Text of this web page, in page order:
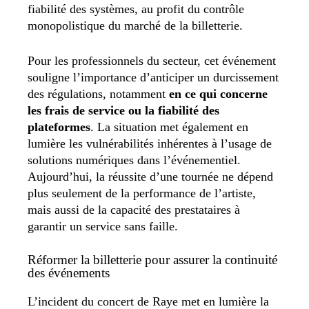
fiabilité des systèmes, au profit du contrôle
monopolistique du marché de la billetterie.
Pour les professionnels du secteur, cet événement
souligne l’importance d’anticiper un durcissement
des régulations, notamment en ce qui concerne
les frais de service ou la fiabilité des
plateformes. La situation met également en
lumière les vulnérabilités inhérentes à l’usage de
solutions numériques dans l’événementiel.
Aujourd’hui, la réussite d’une tournée ne dépend
plus seulement de la performance de l’artiste,
mais aussi de la capacité des prestataires à
garantir un service sans faille.
Réformer la billetterie pour assurer la continuité
des événements
L’incident du concert de Raye met en lumière la